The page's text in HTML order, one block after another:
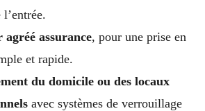
assurance, pour une prise en
et rapide.
du domicile ou des locaux
avec systèmes de verrouillage